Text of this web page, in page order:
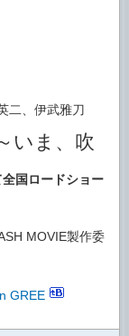
、伊武雅刀
いま、吹
国ロードショー
MOVIE製作委